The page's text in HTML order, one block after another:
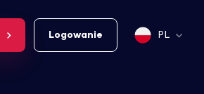
Logowanie PL